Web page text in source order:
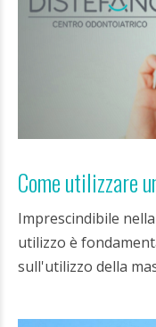
Come utilizzare
Imprescindibile
utilizzo è
sull'utilizzo della